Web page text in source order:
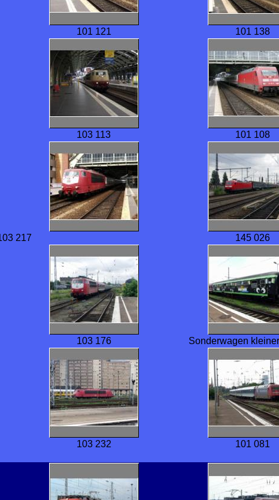
101 121 101 138
103 113 101 108
217 145 026
103 176 Sonderwagen
103 232 101 081